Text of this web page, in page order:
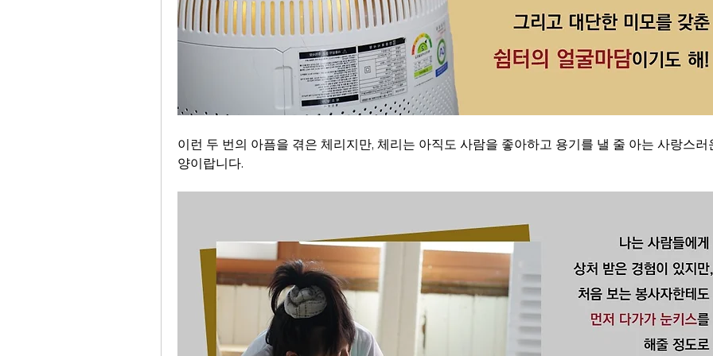
이런 두 번의 아픔을 겪은 체리지만, 체리는 아직도 사람을 좋아하고 용기를 낼 줄 아는 사랑스러
양이랍니다.